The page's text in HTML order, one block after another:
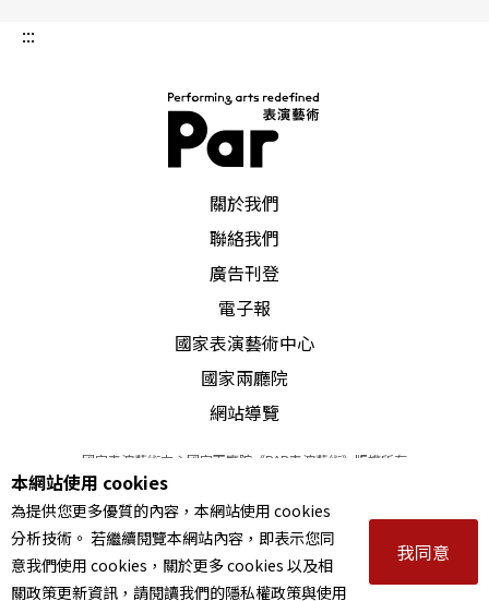
:::
關於我們
聯絡我們
廣告刊登
電子報
國家表演藝術中心
國家兩廳院
網站導覽
國家表演藝術中心國家兩廳院《PAR表演藝術》版權所有
© 2022Performing arts redefined. All Rights Reserved
統一編號 Tax Id number 00973926
本站所提供相關演出資訊，如有異動應以主辦單位公告為準。
服務條款｜隱私權聲明｜著作權聲明
本網站使用 cookies
為提供您更多優質的內容，本網站使用 cookies
分析技術。 若繼續閱覽本網站內容，即表示您同
意我們使用 cookies，關於更多 cookies 以及相
關政策更新資訊，請閱讀我們的隱私權政策與使用
我同意